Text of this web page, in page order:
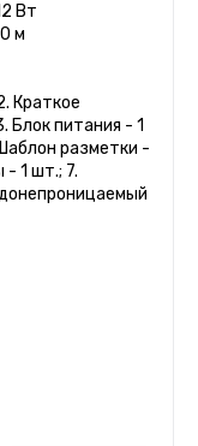
Вт
м
Краткое
Блок питания - 1
разметки -
1 шт.; 7.